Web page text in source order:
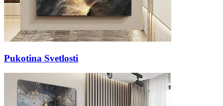
Pukotina Svetlosti